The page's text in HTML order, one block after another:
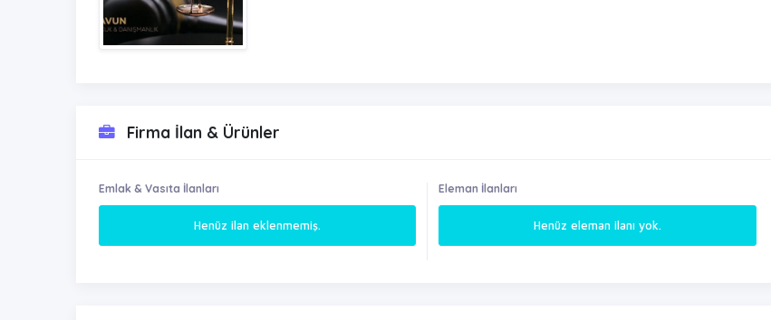
Firma İlan & Ürünler
Emlak & Vasıta İlanları
Henüz ilan eklenmemiş.
Eleman İlanları
Henüz eleman ilanı yok.